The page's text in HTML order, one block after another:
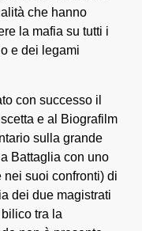
che hanno
la mafia su tutti i
e dei legami
con successo il
e al Biografilm
sulla grande
Battaglia con uno
suoi confronti) di
dei due magistrati
tra la